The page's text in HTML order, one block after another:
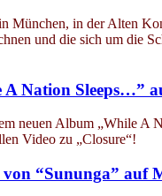
in der Alten
und die sich um die
Nation Sleeps…”
neuen Album „While A
Video zu „Closure“!
“Sununga” auf